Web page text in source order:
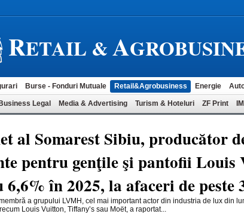
RETAIL &A
Burse - Fonduri Mutuale Retail&Agrobusiness Energie
Business Legal Media & Advertising Turism & Hoteluri ZF Print
al Somarest Sibiu, producător
pentru genţile şi pantofii Louis
6,6% în 2025, la afaceri de peste
a grupului LVMH, cel mai important actor din industria de lux din
Louis Vuitton, Tiffany’s sau Moët, a raportat...